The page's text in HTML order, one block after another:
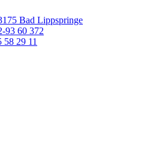
Bad Lippspringe
93 60 372
29 11